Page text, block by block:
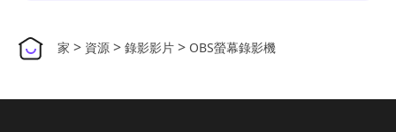
家 > 資源 > 錄影影片 > OBS螢幕錄影機